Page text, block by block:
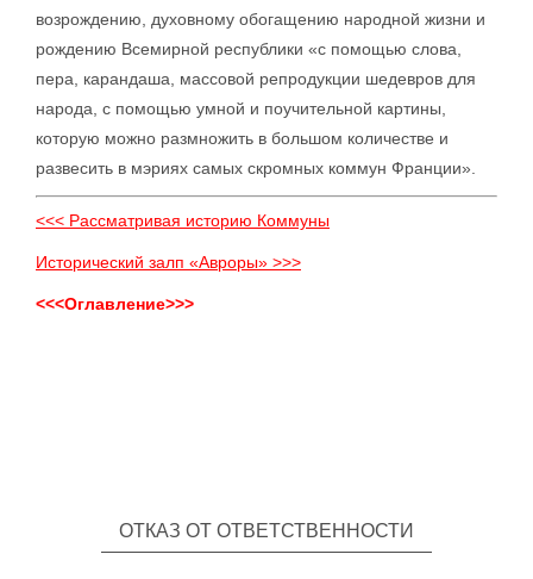
возрождению, духовному обогащению народной жизни и
рождению Всемирной республики «с помощью слова,
пера, карандаша, массовой репродукции шедевров для
народа, с помощью умной и поучительной картины,
которую можно размножить в большом количестве и
развесить в мэриях самых скромных коммун Франции».
<<< Рассматривая историю Коммуны
Исторический залп «Авроры» >>>
<<<Оглавление>>>
ОТКАЗ ОТ ОТВЕТСТВЕННОСТИ